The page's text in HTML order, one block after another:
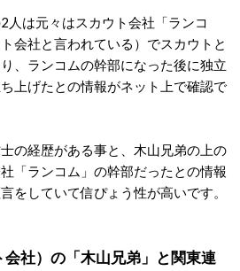
人は元々はスカウト会社「ランコ
会社と言われている）でスカウトと
、ランコムの幹部になった後に独立
上げたとの情報がネット上で確認で
の経歴がある事と、木山兄弟の上の
「ランコム」の幹部だったとの情報
をしていて信ぴょう性が高いです。
社）の「木山兄弟」と関東連